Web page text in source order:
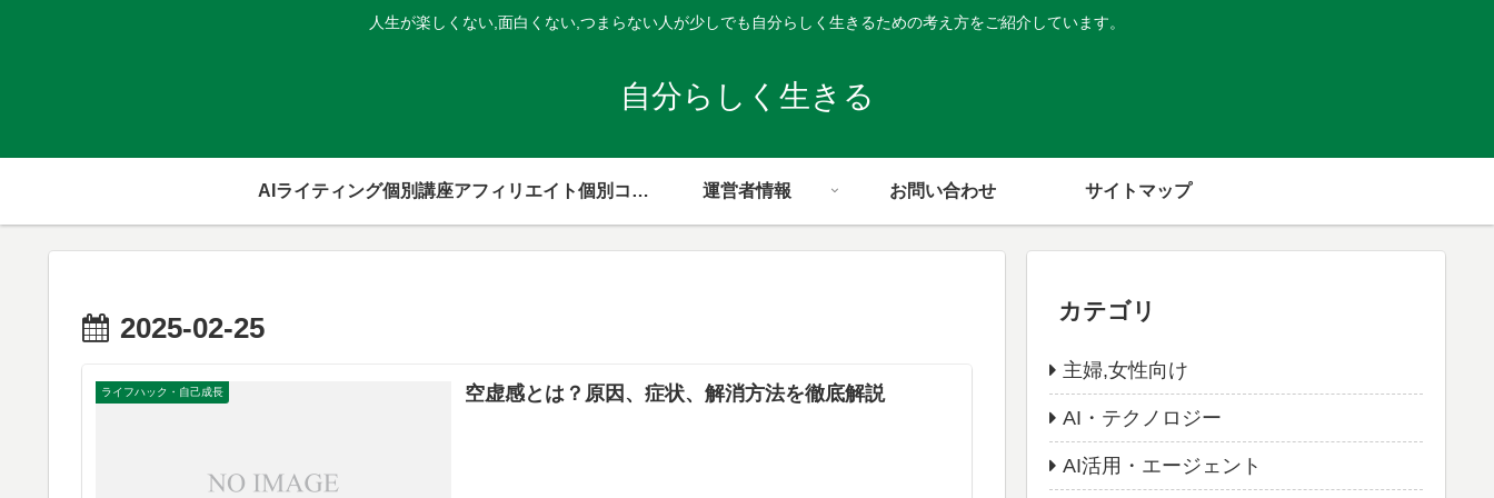
人生が楽しくない,面白くない,つまらない人が少しでも自分らしく生きるための考え方をご紹介しています。
自分らしく生きる
AIライティング個別講座 アフィリエイト個別コンサル 運営者情報 お問い合わせ サイトマップ
2025-02-25
ライフハック・自己成長 空虚感とは？原因、症状、解消方法を徹底解説
カテゴリ
主婦,女性向け
AI・テクノロジー
AI活用・エージェント